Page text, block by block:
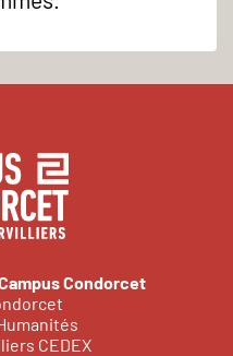
Condorcet
CEDEX